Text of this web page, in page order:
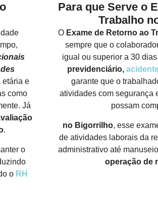
etária e
como
Já
.
o
o RH
Para que Serve o
Trabalho
O Exame de Retorno ao
sempre que o
igual ou superior a 30
previdenciário,
garante que o
atividades com segurança
possam
no Bigorrilho, esse
de atividades laborais da
administrativo até
operação de